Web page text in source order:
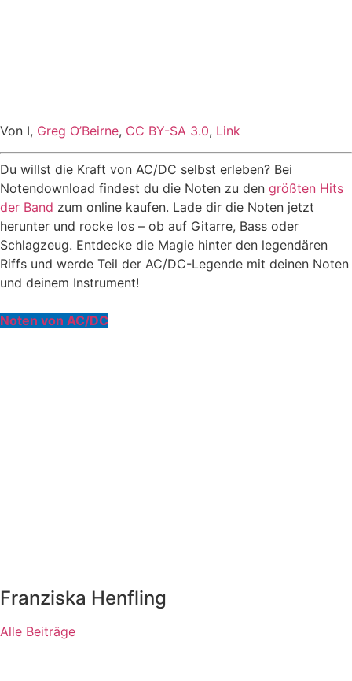
Von I, Greg O’Beirne, CC BY-SA 3.0, Link
Du willst die Kraft von AC/DC selbst erleben? Bei
Notendownload findest du die Noten zu den größten Hits
der Band zum online kaufen. Lade dir die Noten jetzt
herunter und rocke los – ob auf Gitarre, Bass oder
Schlagzeug. Entdecke die Magie hinter den legendären
Riffs und werde Teil der AC/DC-Legende mit deinen Noten
und deinem Instrument!
Noten von AC/DC
Franziska Henfling
Alle Beiträge